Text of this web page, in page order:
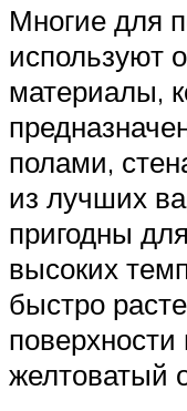
Многие для
используют
материалы,
полами,
из лучших
пригодны
высоких
быстро
желтоватый